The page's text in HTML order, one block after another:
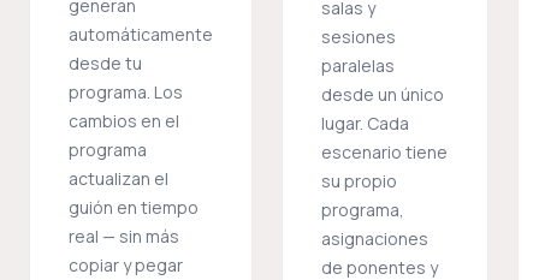
generan
automáticamente
desde tu
programa. Los
cambios en el
programa
actualizan el
guión en tiempo
real — sin más
copiar y pegar
salas y
sesiones
paralelas
desde un único
lugar. Cada
escenario tiene
su propio
programa,
asignaciones
de ponentes y